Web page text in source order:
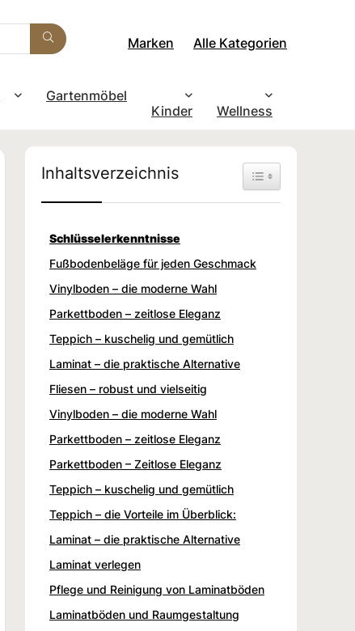
Marken Alle Kategorien
Gartenmöbel
Kinder
Wellness
Inhaltsverzeichnis Toggle Table of
Schlüsselerkenntnisse
Fußbodenbeläge für jeden Geschmack
Vinylboden – die moderne Wahl
Parkettboden – zeitlose Eleganz
Teppich – kuschelig und gemütlich
Laminat – die praktische Alternative
Fliesen – robust und vielseitig
Vinylboden – die moderne Wahl
Parkettboden – zeitlose Eleganz
Parkettboden – Zeitlose Eleganz
Teppich – kuschelig und gemütlich
Teppich – die Vorteile im Überblick:
Laminat – die praktische Alternative
Laminat verlegen
Pflege und Reinigung von Laminatböden
Laminatböden und Raumgestaltung